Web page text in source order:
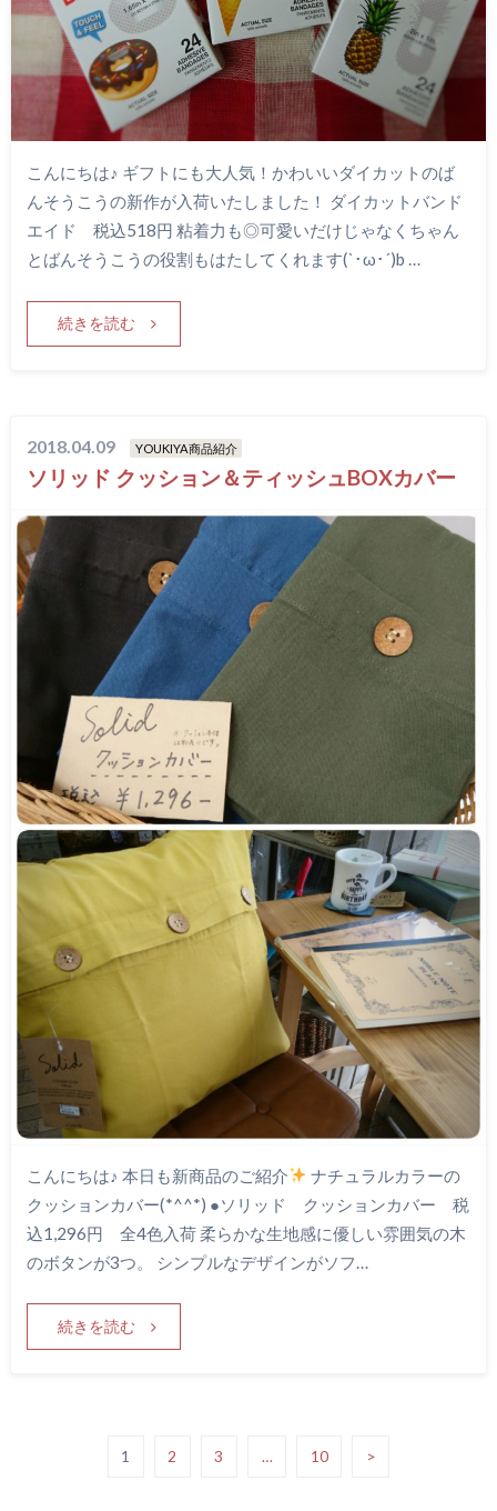
こんにちは♪ ギフトにも大人気！かわいいダイカットのば
んそうこうの新作が入荷いたしました！ ダイカットバンド
エイド 税込518円 粘着力も◎可愛いだけじゃなくちゃん
とばんそうこうの役割もはたしてくれます(`･ω･´)b …
続きを読む
2018.04.09 YOUKIYA商品紹介
ソリッド クッション＆ティッシュBOXカバー
こんにちは♪ 本日も新商品のご紹介
ナチュラルカラーの
クッションカバー(*^^*) ●ソリッド クッションカバー 税
込1,296円 全4色入荷 柔らかな生地感に優しい雰囲気の木
のボタンが3つ。 シンプルなデザインがソフ…
続きを読む
1 2 3 … 10 >